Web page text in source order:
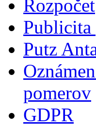
Rozpočet
Putz
pomerov
GDPR